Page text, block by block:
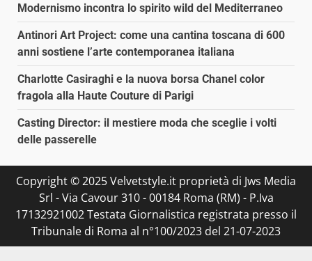
Modernismo incontra lo spirito wild del Mediterraneo
Antinori Art Project: come una cantina toscana di 600
anni sostiene l’arte contemporanea italiana
Charlotte Casiraghi e la nuova borsa Chanel color
fragola alla Haute Couture di Parigi
Casting Director: il mestiere moda che sceglie i volti
delle passerelle
Copyright © 2025 Velvetstyle.it proprietà di Jws Media
Srl - Via Cavour 310 - 00184 Roma (RM) - P.Iva
17132921002 Testata Giornalistica registrata presso il
Tribunale di Roma al n°100/2023 del 21-07-2023